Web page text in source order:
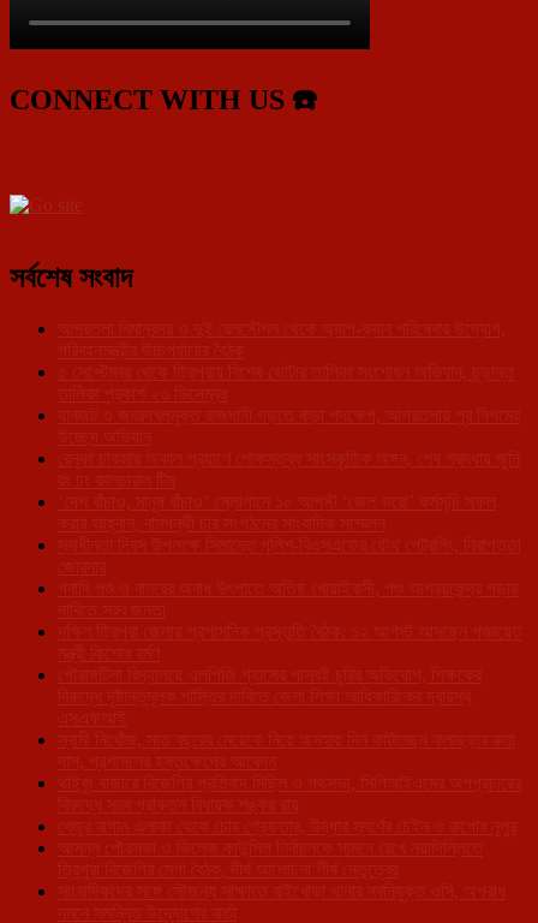
CONNECT WITH US ☎️
সর্বশেষ সংবাদ
আগরতলা বিমানবন্দর ও দুই রেলস্টেশন থেকে অ্যাপ-ক্যাব পরিষেবার উদ্যোগ,
পরিবহনমন্ত্রীর উচ্চপর্যায়ের বৈঠক
৫ সেপ্টেম্বর থেকে ত্রিপুরায় বিশেষ ভোটার তালিকা সংশোধন অভিযান, চূড়ান্ত
তালিকা প্রকাশ ২৩ ডিসেম্বর
যানজট ও জবরদখলমুক্ত রাজধানী গড়তে কড়া পদক্ষেপ, আগরতলায় পুর নিগমের
উচ্ছেদ অভিযান
রেনুকা চাকমার অকাল প্রয়াণে শোকস্তব্ধ সাংস্কৃতিক অঙ্গন, শেষ শ্রদ্ধায় জুনি
রং ঢং কালচারাল টিম
‘দেশ বাঁচাও, মানুষ বাঁচাও’ স্লোগানে ১০ আগস্ট ‘জেল ভরো’ কর্মসূচি সফল
করার আহ্বান, বামপন্থী চার সংগঠনের সাংবাদিক সম্মেলন
স্বাধীনতা দিবস উপলক্ষে সিমান্তে পুলিশ-বিএসএফের যৌথ পেট্রলিং, নিরাপত্তা
জোরদার
গবাদি পশু ও বানরের অবাধ উৎপাতে অতিষ্ঠ খোয়াইবাসী, পশু আশ্রয়কেন্দ্র গড়ার
দাবিতে সরব জনতা
দক্ষিণ ত্রিপুরা জেলায় প্রশাসনিক প্রস্তুতি বৈঠক: ১২ আগস্ট আসছেন পঞ্চায়েত
মন্ত্রী কিশোর বর্মণ
গৌরাঙ্গটিলা বিদ্যালয়ে এলপিজি গ্যাসের পাসবই চুরির অভিযোগ, শিক্ষকের
বিরুদ্ধে দৃষ্টান্তমূলক শাস্তির দাবিতে জেলা শিক্ষা আধিকারিকের দ্বারস্থ
এসএফআই
স্বামী নিখোঁজ, সাত বছরের মেয়েকে নিয়ে অসহায় দিন কাটাচ্ছেন কলাছড়ার রুমা
দাস, প্রশাসনের হস্তক্ষেপের আবেদন
থাইবুং বাজারে বিজেপির প্রতিবাদ মিছিল ও পথসভা, সিপিআইএমের অপপ্রচারের
বিরুদ্ধে সরব প্রাক্তন বিধায়ক শঙ্কর রায়
খেজুর বাগান এলাকা থেকে চোর গ্রেফতার, উদ্ধার স্বর্ণের চেইন ও রুপোর নূপুর
আসন্ন পৌরসভা ও ভিলেজ কাউন্সিল নির্বাচনকে সামনে রেখে নয়াদিল্লিতে
ত্রিপুরা বিজেপির মেগা বৈঠক, দীর্ঘ আলোচনা শীর্ষ নেতৃত্বের
সাংবাদিকদের সঙ্গে সৌজন্য সাক্ষাতে বাইখোড়া থানার নবনিযুক্ত ওসি, অপরাধ
দমনে সমন্বিত উদ্যোগের বার্তা